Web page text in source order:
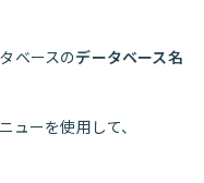
ベースのデータベース名
ューを使用して、